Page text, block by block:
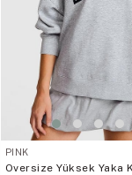
PINK
Oversize Yüksek Yaka